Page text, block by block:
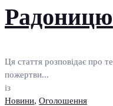
Радоницю
Ця стаття розповідає про
пожертви...
із
Новини, Оголошення